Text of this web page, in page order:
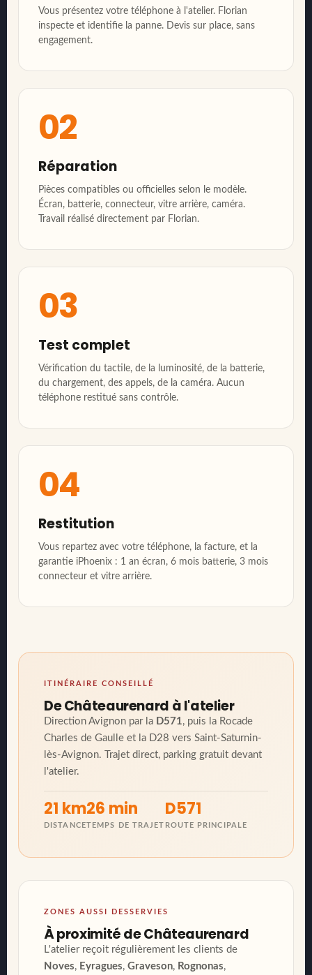
Vous présentez votre téléphone à l'atelier. Florian
inspecte et identifie la panne. Devis sur place, sans
engagement.
02
Réparation
Pièces compatibles ou officielles selon le modèle.
Écran, batterie, connecteur, vitre arrière, caméra.
Travail réalisé directement par Florian.
03
Test complet
Vérification du tactile, de la luminosité, de la batterie,
du chargement, des appels, de la caméra. Aucun
téléphone restitué sans contrôle.
04
Restitution
Vous repartez avec votre téléphone, la facture, et la
garantie iPhoenix : 1 an écran, 6 mois batterie, 3 mois
connecteur et vitre arrière.
ITINÉRAIRE CONSEILLÉ
De Châteaurenard à l'atelier
Direction Avignon par la D571, puis la Rocade
Charles de Gaulle et la D28 vers Saint-Saturnin-
lès-Avignon. Trajet direct, parking gratuit devant
l'atelier.
21 km
DISTANCE
26 min
TEMPS DE TRAJET
D571
ROUTE PRINCIPALE
ZONES AUSSI DESSERVIES
À proximité de Châteaurenard
L'atelier reçoit régulièrement les clients de
Noves, Eyragues, Graveson, Rognonas,